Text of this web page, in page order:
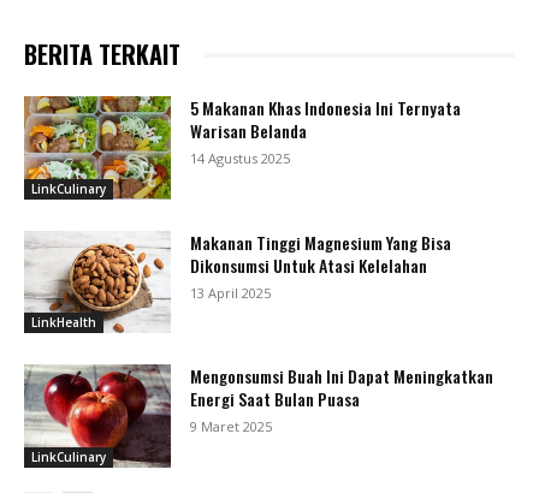
BERITA TERKAIT
LinkCulinary
5 Makanan Khas Indonesia Ini Ternyata
Warisan Belanda
14 Agustus 2025
LinkHealth
Makanan Tinggi Magnesium Yang Bisa
Dikonsumsi Untuk Atasi Kelelahan
13 April 2025
LinkCulinary
Mengonsumsi Buah Ini Dapat Meningkatkan
Energi Saat Bulan Puasa
9 Maret 2025